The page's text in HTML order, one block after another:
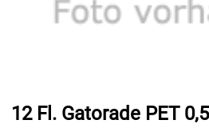
Speichermedien und Rohlinge
Zubehör
Bunte Palette
Cateringzubehör
12 Fl. Gatorade PET